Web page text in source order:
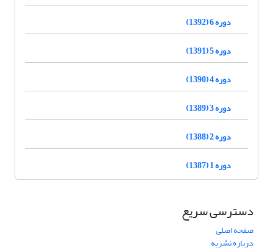
دوره 6 (1392)
دوره 5 (1391)
دوره 4 (1390)
دوره 3 (1389)
دوره 2 (1388)
دوره 1 (1387)
دسترسی سریع
صفحه اصلی
درباره نشریه